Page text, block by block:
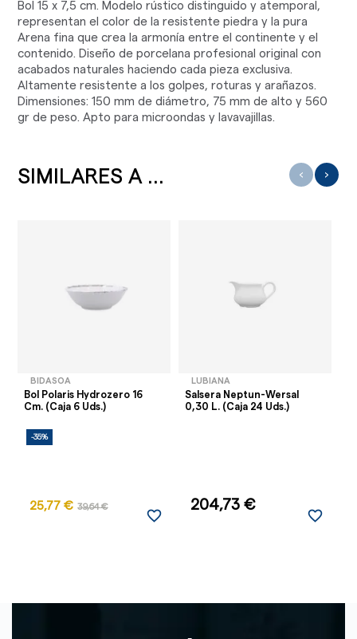
Bol 15 x 7,5 cm. Modelo rústico distinguido y atemporal,
representan el color de la resistente piedra y la pura
Arena fina que crea la armonía entre el continente y el
contenido. Diseño de porcelana profesional original con
acabados naturales haciendo cada pieza exclusiva.
Altamente resistente a los golpes, roturas y arañazos.
Dimensiones: 150 mm de diámetro, 75 mm de alto y 560
gr de peso. Apto para microondas y lavavajillas.
SIMILARES A ...
BIDASOA
Bol Polaris Hydrozero 16
Cm. (Caja 6 Uds.)
-35%
25,77 € 39,64 €
favorite_border
LUBIANA
Salsera Neptun-Wersal
0,30 L. (Caja 24 Uds.)
204,73 €
favorite_border
‹ ›